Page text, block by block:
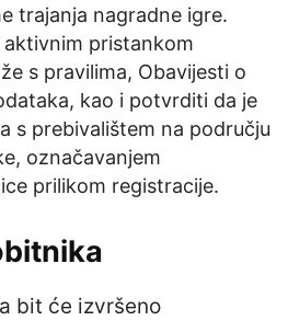
trajanja nagradne igre.
aktivnim pristankom
s pravilima, Obavijesti o
kao i potvrditi da je
s prebivalištem na području
označavanjem
prilikom registracije.
bit će izvršeno